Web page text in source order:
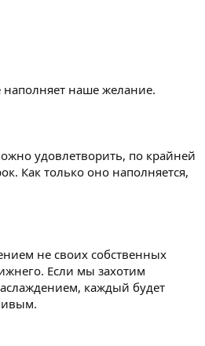
наполняет наше желание.
удовлетворить, по крайней
Как только оно наполняется,
не своих собственных
Если мы захотим
каждый будет